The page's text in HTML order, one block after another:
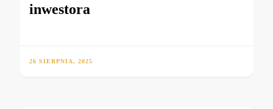
inwestora
26 SIERPNIA, 2025